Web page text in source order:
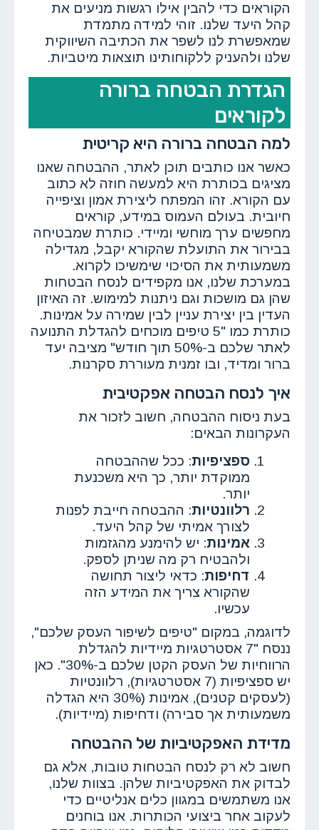
הקוראים כדי להבין אילו רגשות מניעים את
קהל היעד שלנו. זוהי למידה מתמדת
שמאפשרת לנו לשפר את הכתיבה השיווקית
שלנו ולהעניק ללקוחותינו תוצאות מיטביות.
הגדרת הבטחה ברורה
לקוראים
למה הבטחה ברורה היא קריטית
כאשר אנו כותבים תוכן לאתר, ההבטחה שאנו
מציגים בכותרת היא למעשה חוזה לא כתוב
עם הקורא. זהו המפתח ליצירת אמון וציפייה
חיובית. בעולם העמוס במידע, קוראים
מחפשים ערך מוחשי ומיידי. כותרת שמבטיחה
בבירור את התועלת שהקורא יקבל, מגדילה
משמעותית את הסיכוי שימשיכו לקרוא.
במערכת שלנו, אנו מקפידים לנסח הבטחות
שהן גם מושכות וגם ניתנות למימוש. זה האיזון
העדין בין יצירת עניין לבין שמירה על אמינות.
כותרת כמו "5 טיפים מוכחים להגדלת התנועה
לאתר שלכם ב-50% תוך חודש" מציבה יעד
ברור ומדיד, ובו זמנית מעוררת סקרנות.
איך לנסח הבטחה אפקטיבית
בעת ניסוח ההבטחה, חשוב לזכור את
העקרונות הבאים:
ספציפיות: ככל שההבטחה
ממוקדת יותר, כך היא משכנעת
יותר.
רלוונטיות: ההבטחה חייבת לפנות
לצורך אמיתי של קהל היעד.
אמינות: יש להימנע מהגזמות
ולהבטיח רק מה שניתן לספק.
דחיפות: כדאי ליצור תחושה
שהקורא צריך את המידע הזה
עכשיו.
לדוגמה, במקום "טיפים לשיפור העסק שלכם",
ננסח "7 אסטרטגיות מיידיות להגדלת
הרווחיות של העסק הקטן שלכם ב-30%". כאן
יש ספציפיות (7 אסטרטגיות), רלוונטיות
(לעסקים קטנים), אמינות (30% היא הגדלה
משמעותית אך סבירה) ודחיפות (מיידיות).
מדידת האפקטיביות של ההבטחה
חשוב לא רק לנסח הבטחות טובות, אלא גם
לבדוק את האפקטיביות שלהן. בצוות שלנו,
אנו משתמשים במגוון כלים אנליטיים כדי
לעקוב אחר ביצועי הכותרות. אנו בוחנים